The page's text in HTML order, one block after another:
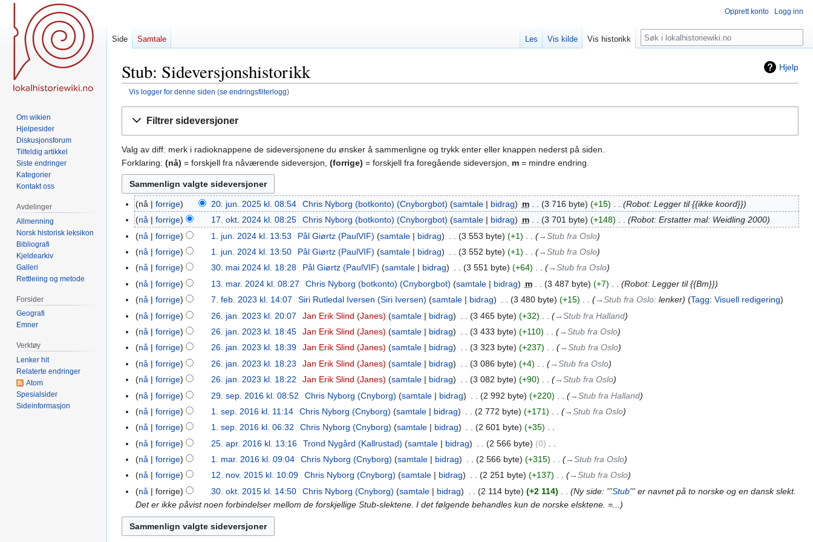
Hjelp
Stub: Sideversjonshistorikk
Vis logger for denne siden (se endringsfilterlogg)
Filtrer sideversjoner
Valg av diff: merk i radioknappene de sideversjonene du ønsker å sammenligne og trykk enter eller knappen nederst på siden.
Forklaring: (nå) = forskjell fra nåværende sideversjon, (forrige) = forskjell fra foregående sideversjon, m = mindre endring.
20.
jun.
2025
nå forrige 20. jun. 2025 kl. 08:54 Chris Nyborg (botkonto) (Cnyborgbot) samtale bidrag m 3 716 byte +15
Robot: Legger til {{ikke koord}}
17.
okt.
2024
nå forrige 17. okt. 2024 kl. 08:25 Chris Nyborg (botkonto) (Cnyborgbot) samtale bidrag m 3 701 byte +148
Robot: Erstatter mal: Weidling 2000
1.
jun.
2024
nå forrige 1. jun. 2024 kl. 13:53 Pål Giørtz (PaulVIF) samtale bidrag 3 553 byte +1
→‎Stub fra Oslo
nå
forrige 1. jun. 2024 kl. 13:50 Pål Giørtz (PaulVIF) samtale bidrag 3 552 byte +1
→‎Stub fra Oslo
30.
mai
2024
nå forrige 30. mai 2024 kl. 18:28 Pål Giørtz (PaulVIF) samtale bidrag 3 551 byte +64
→‎Stub fra Oslo
13.
mar.
2024
nå forrige 13. mar. 2024 kl. 08:27 Chris Nyborg (botkonto) (Cnyborgbot) samtale bidrag m 3 487 byte +7
Robot: Legger til {{Bm}}
7.
feb.
2023
nå forrige 7. feb. 2023 kl. 14:07 Siri Rutledal Iversen (Siri Iversen) samtale bidrag 3 480 byte +15 →‎Stub fra Oslo: lenker Tagg: Visuell redigering
26.
jan.
2023
nå forrige 26. jan. 2023 kl. 20:07 Jan Erik Slind (Janes) samtale bidrag 3 465 byte +32
→‎Stub fra Halland
nå
forrige 26. jan. 2023 kl. 18:45 Jan Erik Slind (Janes) samtale bidrag 3 433 byte +110
→‎Stub fra Oslo
nå
forrige 26. jan. 2023 kl. 18:39 Jan Erik Slind (Janes) samtale bidrag 3 323 byte +237
→‎Stub fra Oslo
nå
forrige 26. jan. 2023 kl. 18:23 Jan Erik Slind (Janes) samtale bidrag 3 086 byte +4
→‎Stub fra Oslo
nå
forrige 26. jan. 2023 kl. 18:22 Jan Erik Slind (Janes) samtale bidrag 3 082 byte +90
→‎Stub fra Oslo
29.
sep.
2016
nå forrige 29. sep. 2016 kl. 08:52 Chris Nyborg (Cnyborg) samtale bidrag 2 992 byte +220
→‎Stub fra Halland
1.
sep.
2016
nå forrige 1. sep. 2016 kl. 11:14 Chris Nyborg (Cnyborg) samtale bidrag 2 772 byte +171
→‎Stub fra Oslo
nå
forrige 1. sep. 2016 kl. 06:32 Chris Nyborg (Cnyborg) samtale bidrag 2 601 byte +35
I
g
e
n
r
e
d
25.
apr.
2016
nå forrige 25. apr. 2016 kl. 13:16 Trond Nygård (Kallrustad) samtale bidrag 2 566 byte 0
I
g
e
n
e
1.
mar.
2016
nå forrige 1. mar. 2016 kl. 09:04 Chris Nyborg (Cnyborg) samtale bidrag 2 566 byte +315
→‎Stub fra Oslo
12.
nov.
2015
nå forrige 12. nov. 2015 kl. 10:09 Chris Nyborg (Cnyborg) samtale bidrag 2 251 byte +137
→‎Stub fra Oslo
30.
okt.
2015
nå forrige 30. okt. 2015 kl. 14:50 Chris Nyborg (Cnyborg) samtale bidrag 2 114 byte +2 114 Ny side: '''Stub''' er navnet på to norske og en dansk slekt.
Det er ikke påvist noen forbindelser mellom de forskjellige Stub-slektene. I det følgende behandles kun de norske elsktene. =...
Opprett konto Logg inn
Side Samtale Les Vis kilde Vis historikk Søk
Om wikien
Hjelpesider
Diskusjonsforum
Tilfeldig artikkel
Siste endringer
Kategorier
Kontakt oss
Avdelinger
Allmenning
Norsk historisk leksikon
Bibliografi
Kjeldearkiv
Galleri
Rettleiing og metode
Forsider
Geografi
Emner
Verktøy
Lenker hit
Relaterte endringer
Atom
Spesialsider
Sideinformasjon